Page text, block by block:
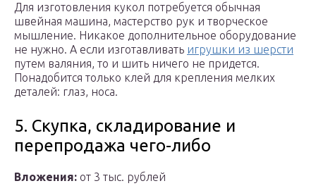
Для изготовления кукол потребуется обычная
швейная машина, мастерство рук и творческое
мышление. Никакое дополнительное оборудование
не нужно. А если изготавливать игрушки из шерсти
путем валяния, то и шить ничего не придется.
Понадобится только клей для крепления мелких
деталей: глаз, носа.
5. Скупка, складирование и
перепродажа чего-либо
Вложения: от 3 тыс. рублей